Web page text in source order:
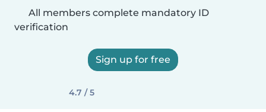
All members complete mandatory ID
verification
Sign up for free
4.7 / 5